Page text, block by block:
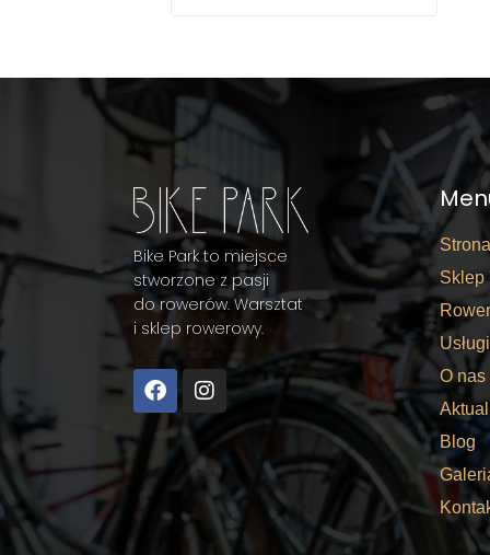
Bike Park to miejsce
stworzone z pasji
do rowerów. Warsztat
i sklep rowerowy.
Sklep
Usługi
O nas
Blog